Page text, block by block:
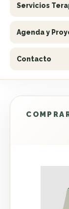
Servicios
Agenda y
Contacto